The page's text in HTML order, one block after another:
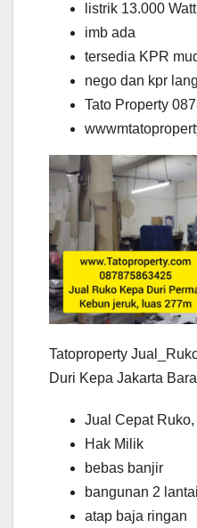
listrik 13.000 Watt
imb ada
tersedia KPR
nego dan kpr
Tato Property
Tatoproperty
Duri Kepa Jakarta
Jual Cepat
Hak Milik
bebas banjir
bangunan 2 lantai
atap baja ringan